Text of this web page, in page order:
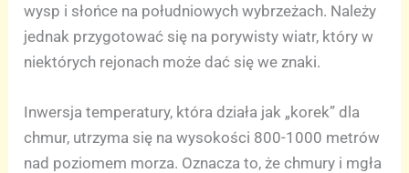
wysp i słońce na południowych wybrzeżach. Należy
jednak przygotować się na porywisty wiatr, który w
niektórych rejonach może dać się we znaki.
Inwersja temperatury, która działa jak „korek” dla
chmur, utrzyma się na wysokości 800-1000 metrów
nad poziomem morza. Oznacza to, że chmury i mgła